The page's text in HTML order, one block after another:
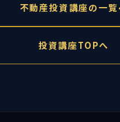
不動産投資講座の一覧
投資講座TOPへ